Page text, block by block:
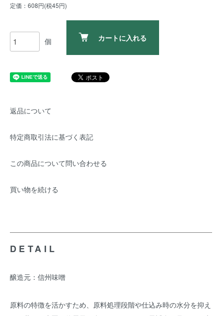
定価：608円(税45円)
個 カートに入れる
返品について
特定商取引法に基づく表記
この商品について問い合わせる
買い物を続ける
DETAIL
醸造元：信州味噌
原料の特徴を活かすため、原料処理段階や仕込み時の水分を抑え